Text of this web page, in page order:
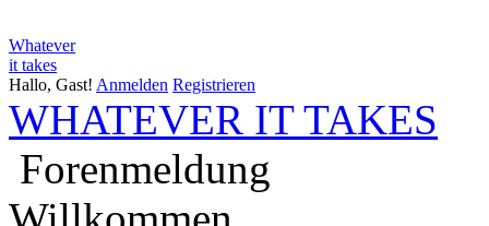
Whatever
it takes
Hallo, Gast! Anmelden Registrieren
WHATEVER IT TAKES
Forenmeldung